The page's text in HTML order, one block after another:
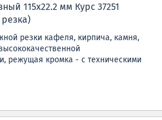
115х22.2 мм Курс 37251
резки кафеля, кирпича, камня,
режущая кромка - с техническими